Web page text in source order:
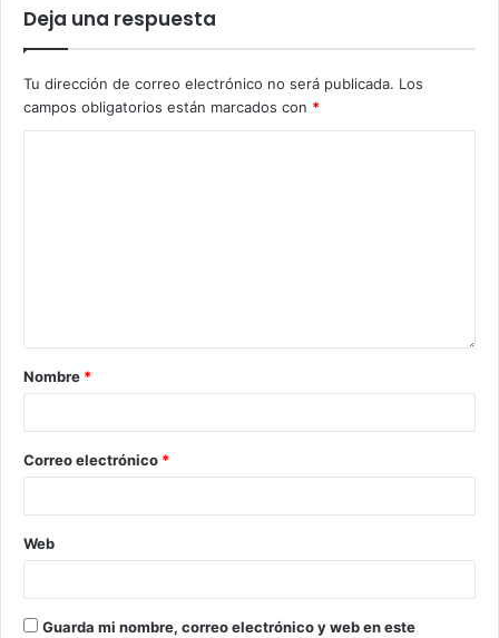
Deja una respuesta
Tu dirección de correo electrónico no será publicada. Los
campos obligatorios están marcados con *
Nombre *
Correo electrónico *
Web
Guarda mi nombre, correo electrónico y web en este